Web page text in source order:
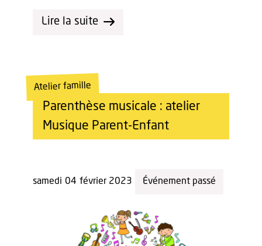
Lire la suite
Parenthèse musicale : atelier
Musique Parent-Enfant
Atelier famille
samedi 04 février 2023 Événement passé